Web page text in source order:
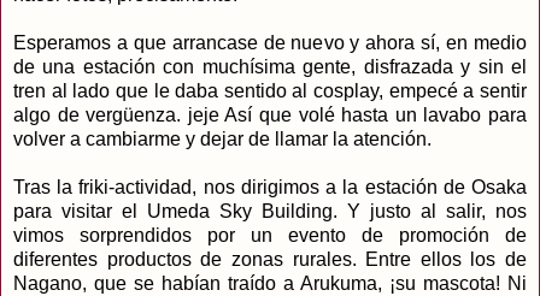
Esperamos a que arrancase de nuevo y ahora sí, en medio
de una estación con muchísima gente, disfrazada y sin el
tren al lado que le daba sentido al cosplay, empecé a sentir
algo de vergüenza. jeje Así que volé hasta un lavabo para
volver a cambiarme y dejar de llamar la atención.
Tras la friki-actividad, nos dirigimos a la estación de Osaka
para visitar el Umeda Sky Building. Y justo al salir, nos
vimos sorprendidos por un evento de promoción de
diferentes productos de zonas rurales. Entre ellos los de
Nagano, que se habían traído a Arukuma, ¡su mascota! Ni